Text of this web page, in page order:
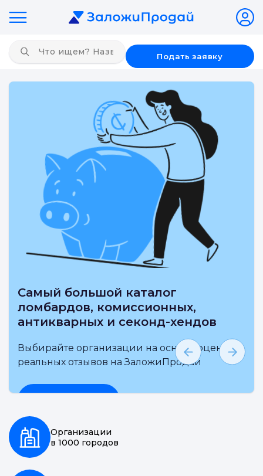
Подать заявку
Самый большой каталог
ломбардов, комиссионных,
антикварных и секонд-хендов
Выбирайте организации на основе оценки и
реальных отзывов на ЗаложиПродай
Организации
в 1000 городов